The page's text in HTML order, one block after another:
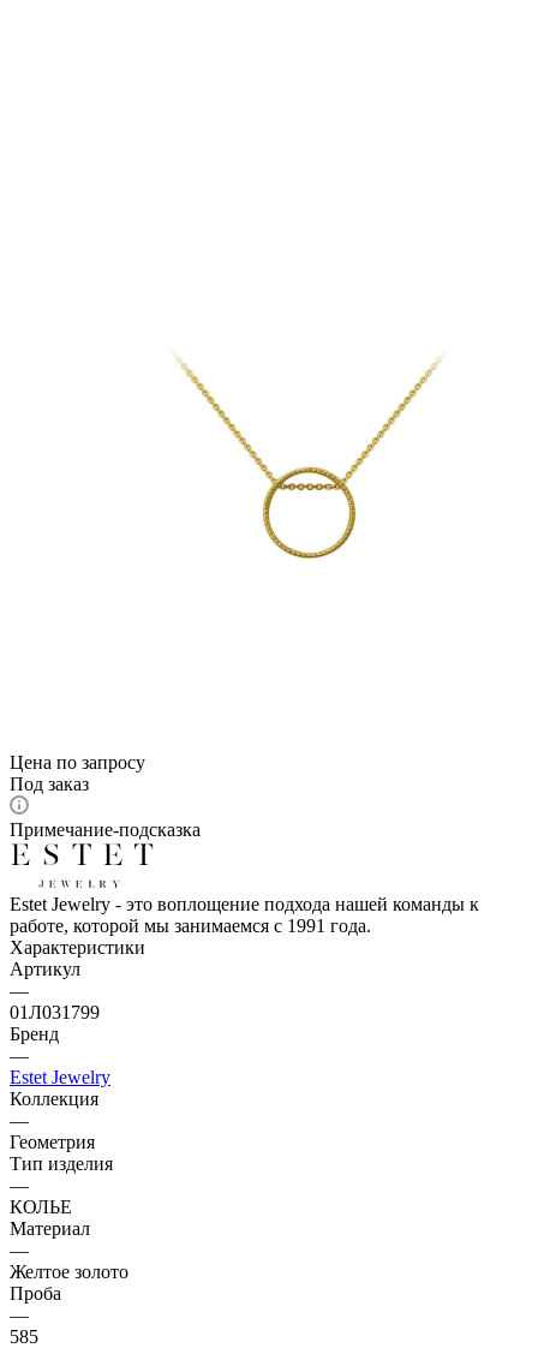
Цена по запросу
Под заказ
Примечание-подсказка
Estet Jewelry - это воплощение подхода нашей команды к
работе, которой мы занимаемся с 1991 года.
Характеристики
Артикул
—
01Л031799
Бренд
—
Estet Jewelry
Коллекция
—
Геометрия
Тип изделия
—
КОЛЬЕ
Материал
—
Желтое золото
Проба
—
585